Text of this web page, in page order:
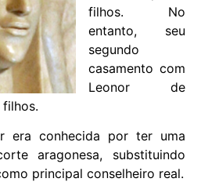
filhos. No
entanto, seu
segundo
casamento com
Leonor de
era conhecida por ter uma
aragonesa, substituindo
principal conselheiro real.